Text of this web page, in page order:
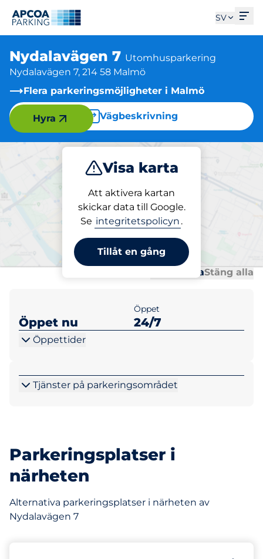
SV
Nydalavägen 7 Utomhusparkering
Nydalavägen 7, 214 58 Malmö
Flera parkeringsmöjligheter i Malmö
Vägbeskrivning
Visa karta
Att aktivera kartan
skickar data till Google.
Se integritetspolicyn .
Tillåt en gång
Hyra
Parkera
Parkering på plats
Nydalavägen 7
Öppna allaStäng alla
Öppet nu
Öppet
24/7
Öppettider
Tjänster på parkeringsområdet
Parkeringsplatser i
närheten
Alternativa parkeringsplatser i närheten av
Nydalavägen 7